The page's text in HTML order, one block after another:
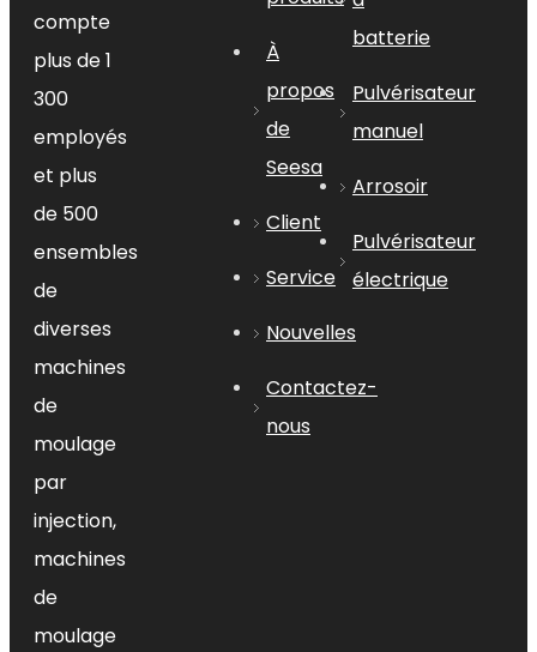
Pulvérisateur
déclencheur SX-102
compte
plus de 1
300
employés
et plus
de 500
ensembles
de
diverses
machines
de
moulage
par
injection,
machines
de
moulage
À
propos
de
Seesa
Client
Service
Nouvelles
Contactez-
nous
batterie
Pulvérisateur
manuel
Arrosoir
Pulvérisateur
électrique